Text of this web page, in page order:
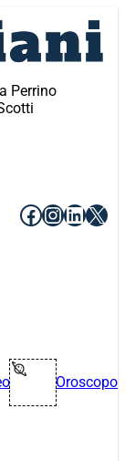
Perrino
Facebook
X
Oroscopo